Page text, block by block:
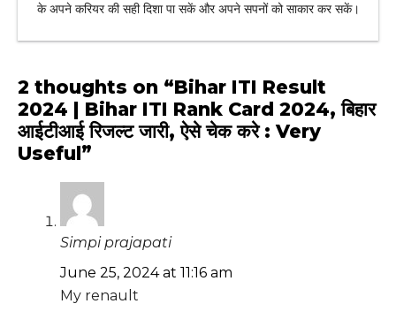
के अपने करियर की सही दिशा पा सकें और अपने सपनों को साकार कर सकें।
2 thoughts on “Bihar ITI Result
2024 | Bihar ITI Rank Card 2024, बिहार
आईटीआई रिजल्ट जारी, ऐसे चेक करे : Very
Useful”
Simpi prajapati
June 25, 2024 at 11:16 am
My renault